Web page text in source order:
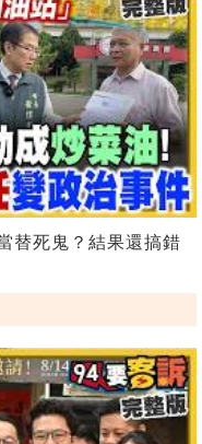
替死鬼？結果還搞錯